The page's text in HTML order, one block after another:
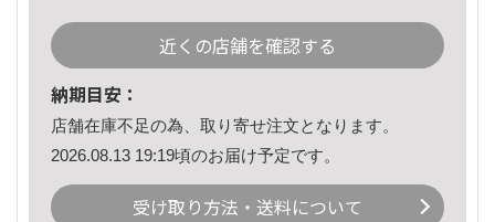
近くの店舗を確認する
納期目安：
店舗在庫不足の為、取り寄せ注文となります。
2026.08.13 19:19頃のお届け予定です。
受け取り方法・送料について